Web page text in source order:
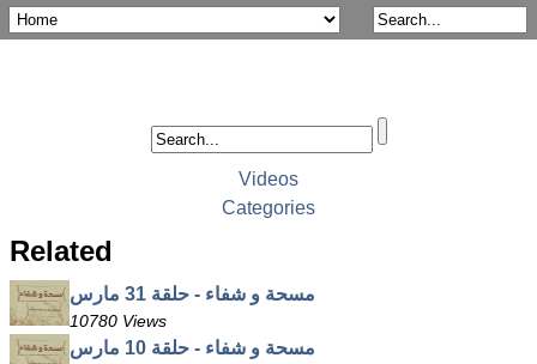
Videos
Categories
Related
مسحة و شفاء - حلقة 31 مارس
10780 Views
مسحة و شفاء - حلقة 10 مارس